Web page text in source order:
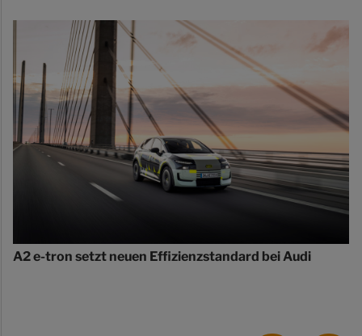
A2 e-tron setzt neuen Effizienzstandard bei Audi